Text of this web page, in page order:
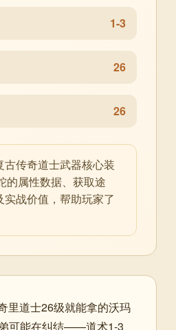
1-3
26
26
古传奇道士武器核心装
的属性数据、获取途
战价值，帮助玩家了
里道士26级就能拿的沃玛
可能在纠结——道术1-3